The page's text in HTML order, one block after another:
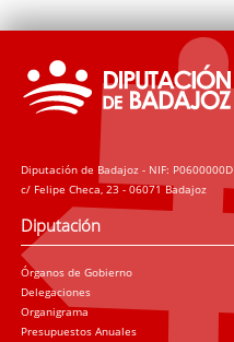
Diputación de Badajoz - NIF: P0600000D
c/ Felipe Checa, 23 - 06071 Badajoz
Diputación
Órganos de Gobierno
Delegaciones
Organigrama
Presupuestos Anuales